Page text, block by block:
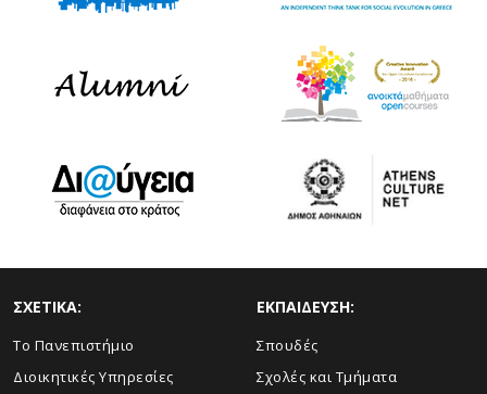
ΣΧΕΤΙΚΑ:
Το Πανεπιστήμιο
Διοικητικές Υπηρεσίες
ΕΚΠΑΙΔΕΥΣΗ:
Σπουδές
Σχολές και Τμήματα